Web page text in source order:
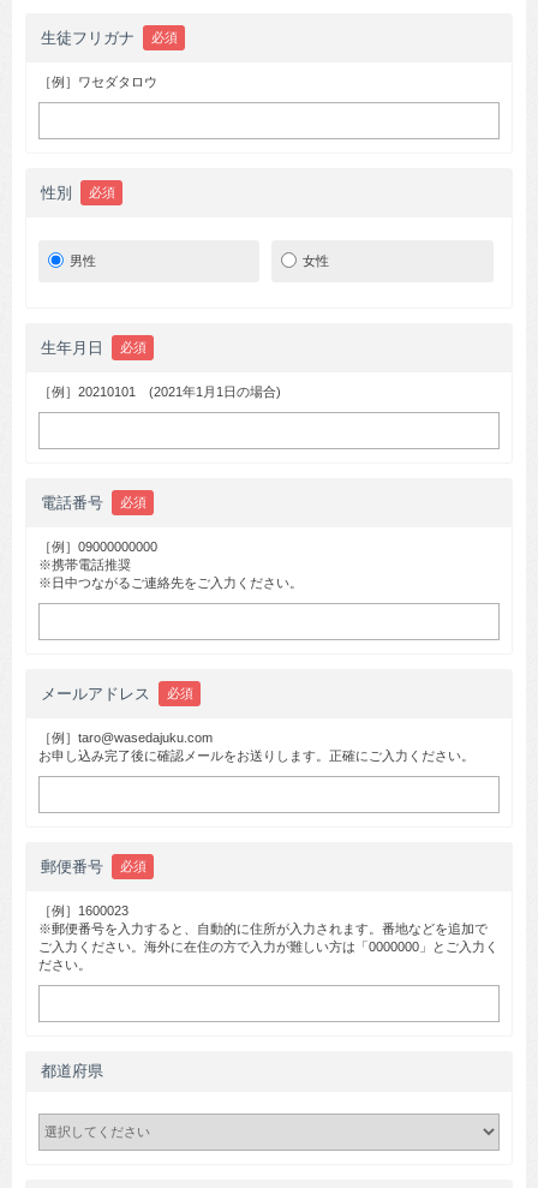
生徒フリガナ 必須
［例］ワセダタロウ
性別 必須
男性 女性
生年月日 必須
［例］20210101 (2021年1月1日の場合)
電話番号 必須
［例］09000000000
※携帯電話推奨
※日中つながるご連絡先をご入力ください。
メールアドレス 必須
［例］taro@wasedajuku.com
お申し込み完了後に確認メールをお送りします。正確にご入力ください。
郵便番号 必須
［例］1600023
※郵便番号を入力すると、自動的に住所が入力されます。番地などを追加で
ご入力ください。海外に在住の方で入力が難しい方は「0000000」とご入力く
ださい。
都道府県